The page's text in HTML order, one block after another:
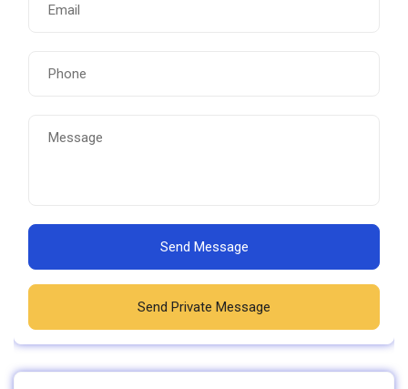
Send Message
Send Private Message